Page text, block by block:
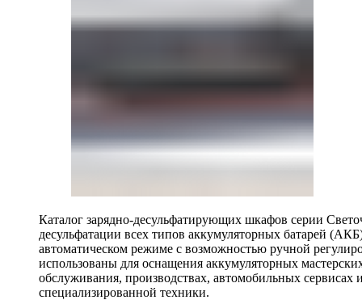
Каталог зарядно-десульфатирующих шкафов серии
десульфатации всех типов аккумуляторных батарей
автоматическом режиме с возможностью ручной
использованы для оснащения аккумуляторных
обслуживания, производствах, автомобильных
специализированной техники.